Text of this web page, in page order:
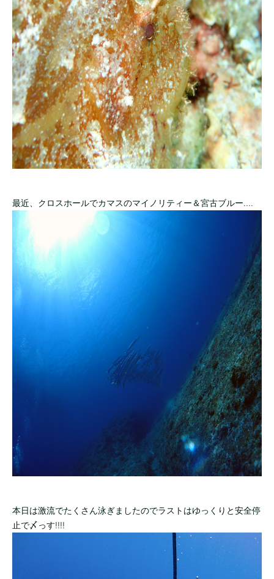
最近、クロスホールでカマスのマイノリティー＆宮古ブルー....
本日は激流でたくさん泳ぎましたのでラストはゆっくりと安全停
止で〆っす!!!!